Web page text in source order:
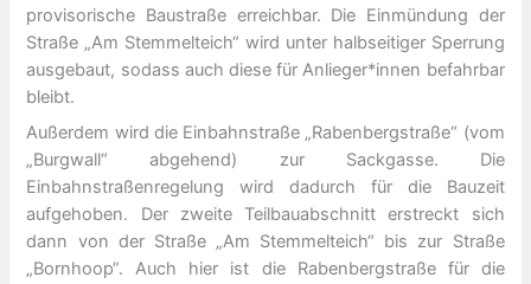
provisorische Baustraße erreichbar. Die Einmündung der
Straße „Am Stemmelteich“ wird unter halbseitiger Sperrung
ausgebaut, sodass auch diese für Anlieger*innen befahrbar
bleibt.
Außerdem wird die Einbahnstraße „Rabenbergstraße“ (vom
„Burgwall“ abgehend) zur Sackgasse. Die
Einbahnstraßenregelung wird dadurch für die Bauzeit
aufgehoben. Der zweite Teilbauabschnitt erstreckt sich
dann von der Straße „Am Stemmelteich“ bis zur Straße
„Bornhoop“. Auch hier ist die Rabenbergstraße für die